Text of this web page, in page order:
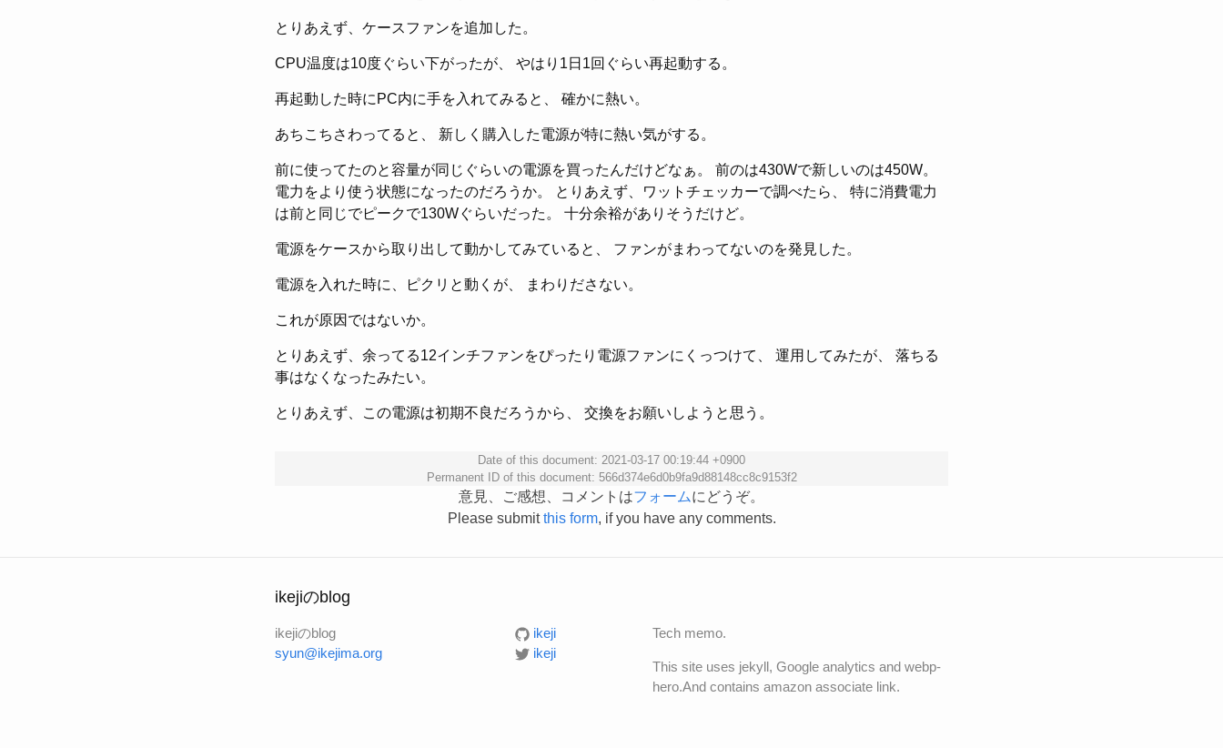
とりあえず、ケースファンを追加した。
CPU温度は10度ぐらい下がったが、 やはり1日1回ぐらい再起動する。
再起動した時にPC内に手を入れてみると、 確かに熱い。
あちこちさわってると、 新しく購入した電源が特に熱い気がする。
前に使ってたのと容量が同じぐらいの電源を買ったんだけどなぁ。 前のは430Wで新しいのは450W。
電力をより使う状態になったのだろうか。 とりあえず、ワットチェッカーで調べたら、 特に消費電力
は前と同じでピークで130Wぐらいだった。 十分余裕がありそうだけど。
電源をケースから取り出して動かしてみていると、 ファンがまわってないのを発見した。
電源を入れた時に、ピクリと動くが、 まわりださない。
これが原因ではないか。
とりあえず、余ってる12インチファンをぴったり電源ファンにくっつけて、 運用してみたが、 落ちる
事はなくなったみたい。
とりあえず、この電源は初期不良だろうから、 交換をお願いしようと思う。
Date of this document: 2021-03-17 00:19:44 +0900
Permanent ID of this document: 566d374e6d0b9fa9d88148cc8c9153f2
意見、ご感想、コメントはフォームにどうぞ。
Please submitthis form, if you have any comments.
ikejiのblog
ikejiのblog
syun@ikejima.org
ikeji
ikeji
Tech memo.
This site uses jekyll, Google analytics and webp-
hero.And contains amazon associate link.